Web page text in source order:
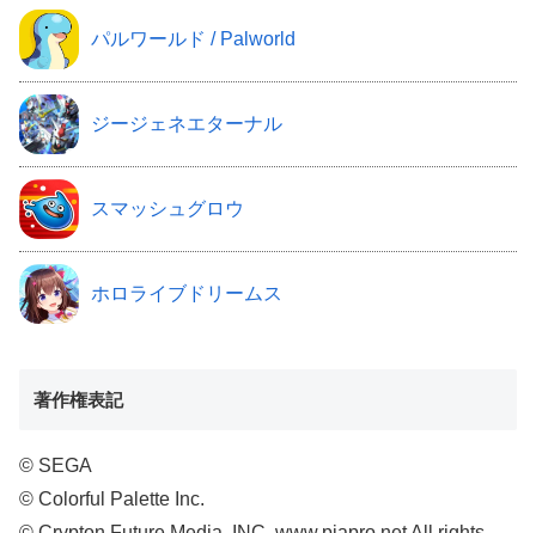
パルワールド / Palworld
ジージェネエターナル
スマッシュグロウ
ホロライブドリームス
著作権表記
© SEGA
© Colorful Palette Inc.